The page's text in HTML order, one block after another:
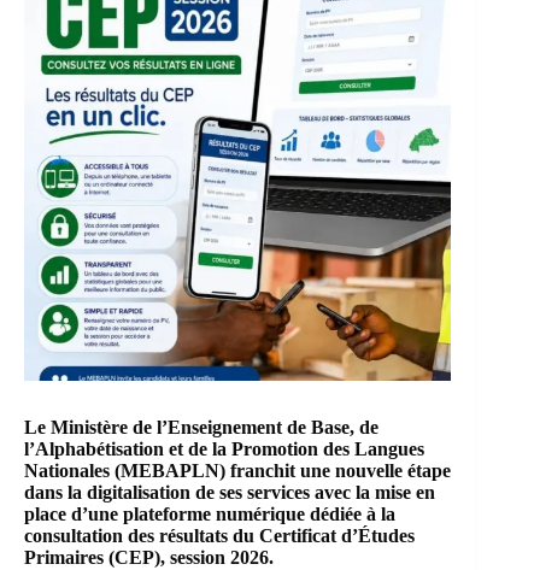
Le Ministère de l’Enseignement de Base, de
l’Alphabétisation et de la Promotion des Langues
Nationales (MEBAPLN) franchit une nouvelle étape
dans la digitalisation de ses services avec la mise en
place d’une plateforme numérique dédiée à la
consultation des résultats du Certificat d’Études
Primaires (CEP), session 2026.